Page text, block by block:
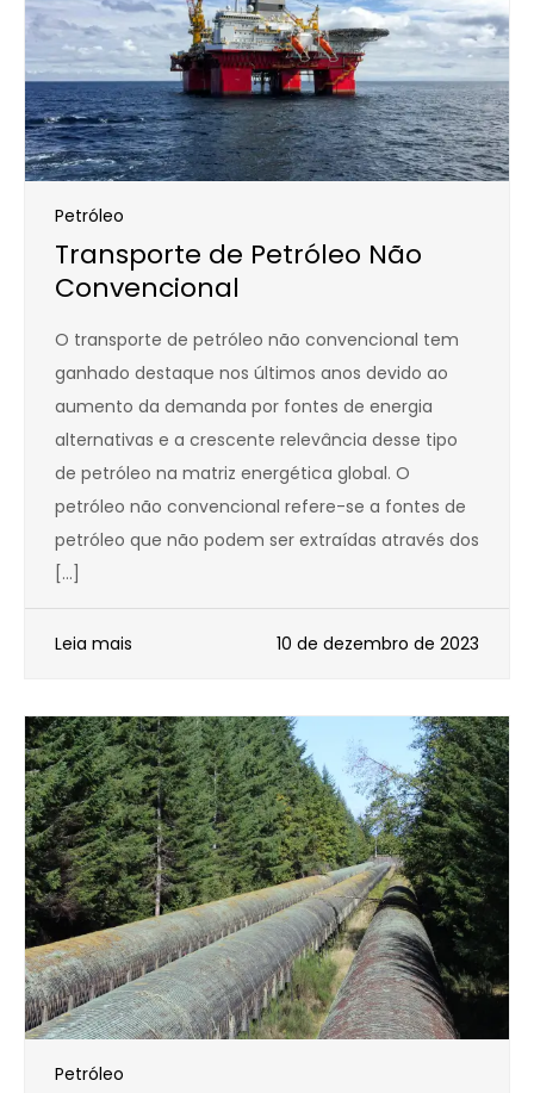
Petróleo
Transporte de Petróleo Não
Convencional
O transporte de petróleo não convencional tem
ganhado destaque nos últimos anos devido ao
aumento da demanda por fontes de energia
alternativas e a crescente relevância desse tipo
de petróleo na matriz energética global. O
petróleo não convencional refere-se a fontes de
petróleo que não podem ser extraídas através dos
[…]
Leia mais 10 de dezembro de 2023
Petróleo